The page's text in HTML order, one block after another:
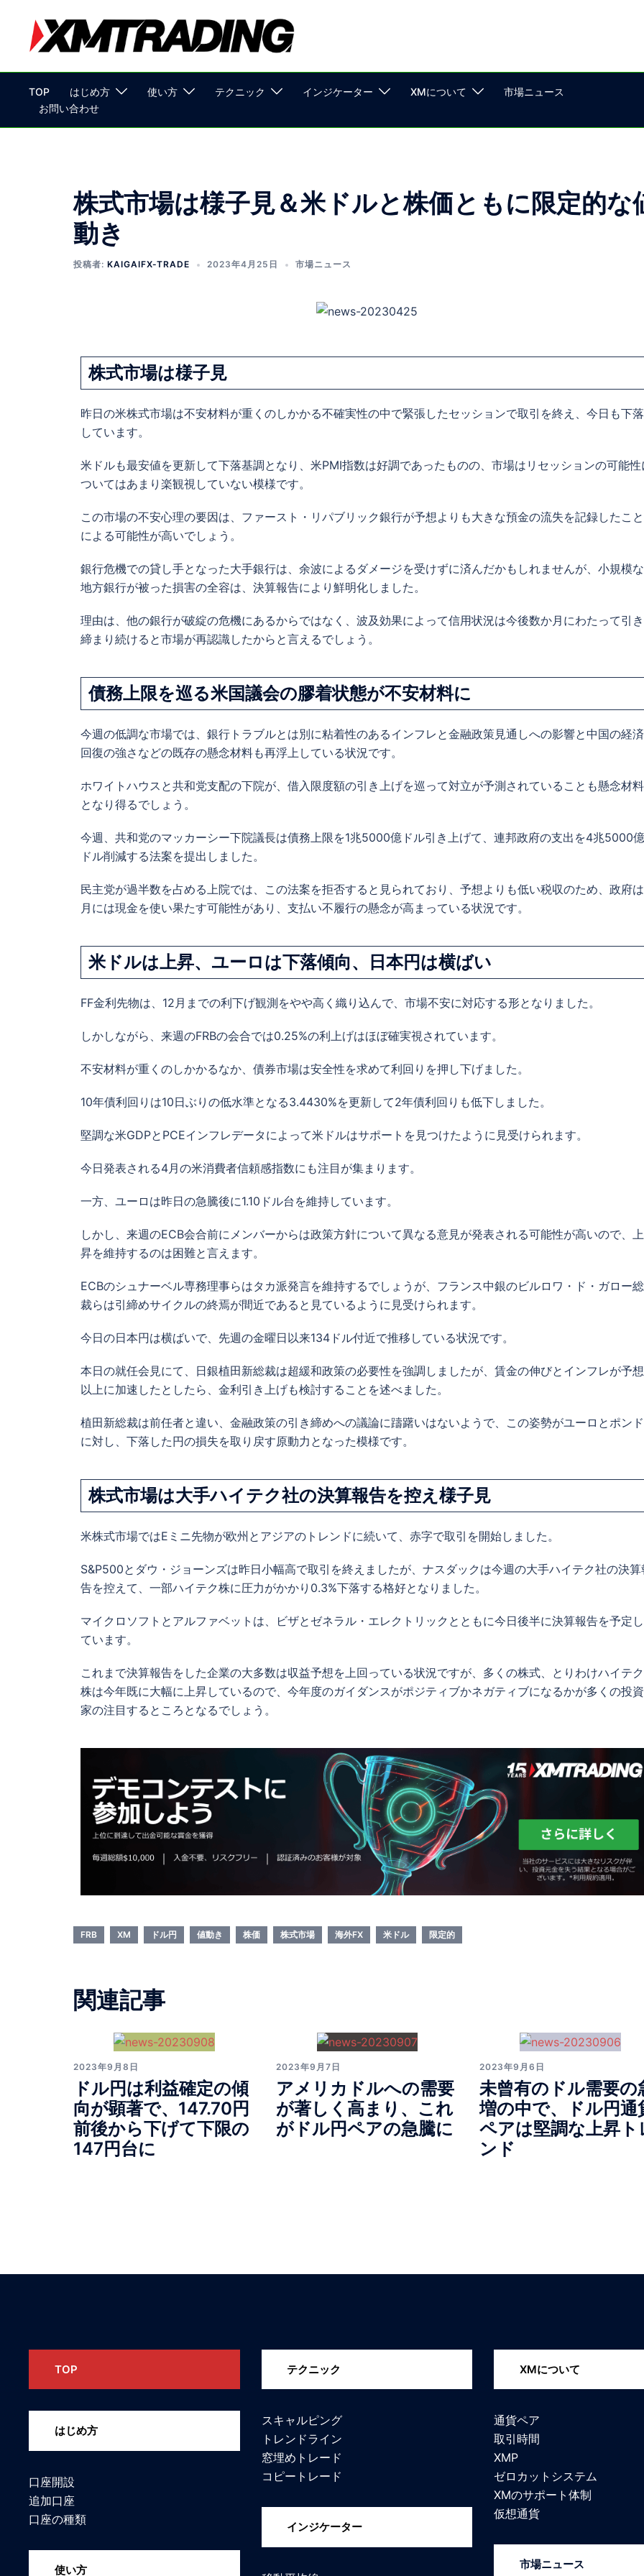
TOP はじめ方 使い方 テクニック インジケーター XMについて
市場ニュース
お問い合わせ
株式市場は様子見＆米ドルと株価ともに限定的な
動き
投稿者: KAIGAIFX-TRADE 2023年4月25日 市場ニュース
株式市場は様子見
昨日の米株式市場は不安材料が重くのしかかる不確実性の中で緊張したセッションで取引を終え、今日も下落
しています。
米ドルも最安値を更新して下落基調となり、米PMI指数は好調であったものの、市場はリセッションの可能性
ついてはあまり楽観視していない模様です。
この市場の不安心理の要因は、ファースト・リパブリック銀行が予想よりも大きな預金の流失を記録したこと
による可能性が高いでしょう。
銀行危機での貸し手となった大手銀行は、余波によるダメージを受けずに済んだかもしれませんが、小規模な
地方銀行が被った損害の全容は、決算報告により鮮明化しました。
理由は、他の銀行が破綻の危機にあるからではなく、波及効果によって信用状況は今後数か月にわたって引き
締まり続けると市場が再認識したからと言えるでしょう。
債務上限を巡る米国議会の膠着状態が不安材料に
今週の低調な市場では、銀行トラブルとは別に粘着性のあるインフレと金融政策見通しへの影響と中国の経済
回復の強さなどの既存の懸念材料も再浮上している状況です。
ホワイトハウスと共和党支配の下院が、借入限度額の引き上げを巡って対立が予測されていることも懸念材料
となり得るでしょう。
今週、 共和党のマッカーシー下院議長は債務上限を1兆5000億ドル引き上げて、連邦政府の支出を4兆5000億
ドル削減する法案を提出しました。
民主党が過半数を占める上院では、この法案を拒否すると見られており、予想よりも低い税収のため、政府
月には現金を使い果たす可能性があり、支払い不履行の懸念が高まっている状況です。
米ドルは上昇、ユーロは下落傾向、日本円は横ばい
FF金利先物は、12月までの利下げ観測をやや高く織り込んで、市場不安に対応する形となりました。
しかしながら、来週のFRBの会合では0.25%の利上げはほぼ確実視されています。
不安材料が重くのしかかるなか、債券市場は安全性を求めて利回りを押し下げました。
10年債利回りは10日ぶりの低水準となる3.4430%を更新して2年債利回りも低下しました。
堅調な米GDPとPCEインフレデータによって米ドルはサポートを見つけたように見受けられます。
今日発表される4月の米消費者信頼感指数にも注目が集まります。
一方、ユーロは昨日の急騰後に1.10ドル台を維持しています。
しかし、来週のECB会合前にメンバーからは政策方針について異なる意見が発表される可能性が高いので、上
昇を維持するのは困難と言えます。
ECBのシュナーベル専務理事らはタカ派発言を維持するでしょうが、フランス中銀のビルロワ・ド・ガロー総
裁らは引締めサイクルの終焉が間近であると見ているように見受けられます。
今日の日本円は横ばいで、先週の金曜日以来134ドル付近で推移している状況です。
本日の就任会見にて、 日銀植田新総裁は超緩和政策の必要性を強調しましたが、賃金の伸びとインフレが予想
以上に加速したとしたら、金利引き上げも検討することを述べました。
植田新総裁は前任者と違い、金融政策の引き締めへの議論に躊躇いはないようで、この姿勢がユーロとポンド
に対し、下落した円の損失を取り戻す原動力となった模様です。
株式市場は大手ハイテク社の決算報告を控え様子見
米株式市場ではEミニ先物が欧州とアジアのトレンドに続いて、赤字で取引を開始しました。
S&P500とダウ・ジョーンズは昨日小幅高で取引を終えましたが、ナスダックは今週の大手ハイテク社の決算
告を控えて、一部ハイテク株に圧力がかかり0.3%下落する格好となりました。
マイクロソフトとアルファベットは、ビザとゼネラル・エレクトリックとともに今日後半に決算報告を予定し
ています。
これまで決算報告をした企業の大多数は収益予想を上回っている状況ですが、多くの株式、とりわけハイテク
株は今年既に大幅に上昇しているので、今年度のガイダンスがポジティブかネガティブになるかが多くの投資
家の注目するところとなるでしょう。
FRB XM ドル円 値動き 株価 株式市場 海外FX 米ドル 限定的
関連記事
2023年9月8日
ドル円は利益確定の傾
向が顕著で、147.70円
前後から下げて下限の
147円台に
2023年9月7日
アメリカドルへの需要
が著しく高まり、これ
がドル円ペアの急騰に
2023年9月6日
未曾有のドル需要の
増の中で、ドル円通
ペアは堅調な上昇ト
ンド
TOP
はじめ方
口座開設
追加口座
口座の種類
使い方
テクニック
スキャルピング
トレンドライン
窓埋めトレード
コピートレード
インジケーター
XMについて
通貨ペア
取引時間
XMP
ゼロカットシステム
XMのサポート体制
仮想通貨
市場ニュース